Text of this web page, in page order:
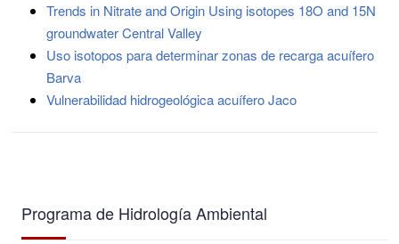
Trends in Nitrate and Origin Using isotopes 18O and 15N
groundwater Central Valley
Uso isotopos para determinar zonas de recarga acuífero
Barva
Vulnerabilidad hidrogeológica acuífero Jaco
Programa de Hidrología Ambiental